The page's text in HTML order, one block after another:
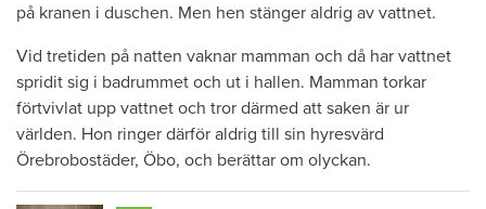
på kranen i duschen. Men hen stänger aldrig av vattnet.
Vid tretiden på natten vaknar mamman och då har vattnet
spridit sig i badrummet och ut i hallen. Mamman torkar
förtvivlat upp vattnet och tror därmed att saken är ur
världen. Hon ringer därför aldrig till sin hyresvärd
Örebrobostäder, Öbo, och berättar om olyckan.